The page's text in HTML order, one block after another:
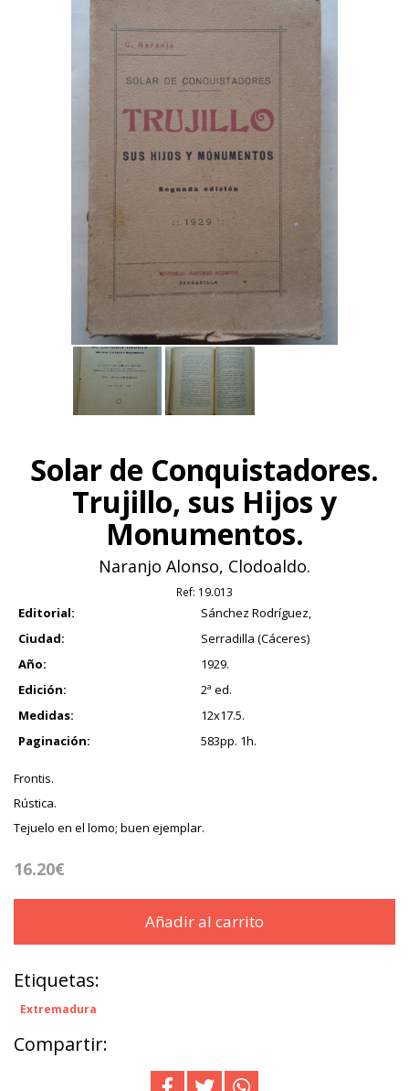
Solar de Conquistadores.
Trujillo, sus Hijos y
Monumentos.
Naranjo Alonso, Clodoaldo.
Ref: 19.013
Editorial:
Sánchez Rodríguez,
Ciudad:
Serradilla (Cáceres)
Año:
1929.
Edición:
2ª ed.
Medidas:
12x17.5.
Paginación:
583pp. 1h.
Frontis.
Rústica.
Tejuelo en el lomo; buen ejemplar.
16.20€
Añadir al carrito
Etiquetas:
Extremadura
Compartir: